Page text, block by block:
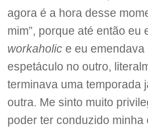
agora é a hora desse
mim”, porque até então eu
workaholic e eu emendava
espetáculo no outro,
terminava uma temporada
outra. Me sinto muito
poder ter conduzido minha